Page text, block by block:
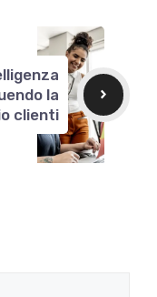
la
clienti